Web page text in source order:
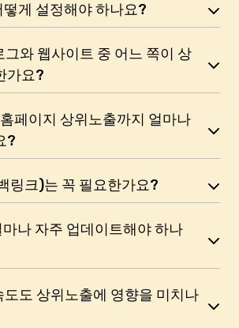
게 설정해야 하나요?
그와 웹사이트 중 어느 쪽이 상
가요?
페이지 상위노출까지 얼마나
?
링크)는 꼭 필요한가요?
나 자주 업데이트해야 하나
도도 상위노출에 영향을 미치나